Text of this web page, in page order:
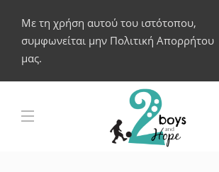
Με τη χρήση αυτού του ιστότοπου,
συμφωνείται μην Πολιτική Απορρήτου
μας.